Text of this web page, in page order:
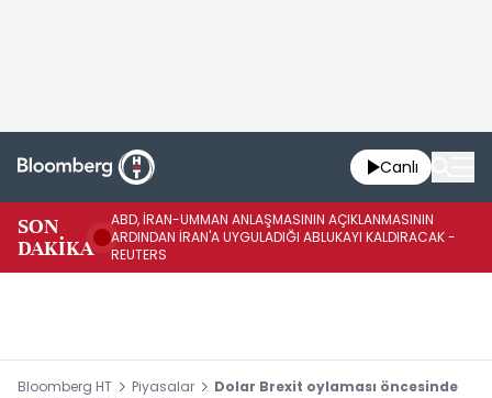
Canlı
SON
DAKİKA
ABD, İRAN-UMMAN ANLAŞMASININ AÇIKLANMASININ
ARDINDAN İRAN'A UYGULADIĞI ABLUKAYI KALDIRACAK -
REUTERS
Bloomberg HT Piyasalar
Dolar Brexit oylaması öncesinde